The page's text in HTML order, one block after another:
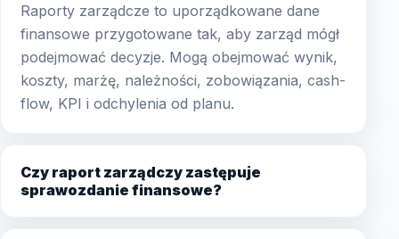
Raporty zarządcze to uporządkowane dane
finansowe przygotowane tak, aby zarząd mógł
podejmować decyzje. Mogą obejmować wynik,
koszty, marżę, należności, zobowiązania, cash-
flow, KPI i odchylenia od planu.
Czy raport zarządczy zastępuje
sprawozdanie finansowe?